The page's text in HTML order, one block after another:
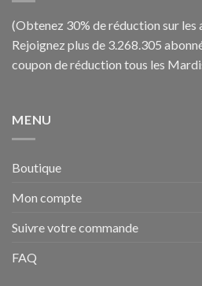
(Obtenez 30% de réduction sur les
Rejoignez plus de 3.268.305
coupon de réduction tous les
MENU
Boutique
Mon compte
Suivre votre commande
FAQ